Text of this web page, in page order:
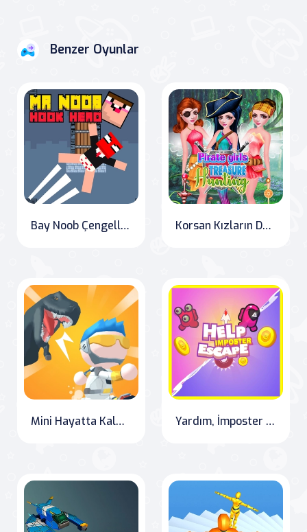
Benzer Oyunlar
Bay Noob Çengelli Kahraman Korsan Kızların Define Avı
Mini Hayatta Kalma Mücadelesi Yardım, İmposter Kaçıyor!